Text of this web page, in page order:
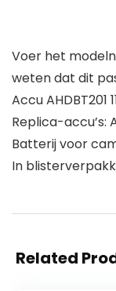
Voer het
weten dat dit
Accu AHDBT201
Replica-accu’s:
Batterij voor
In
Related